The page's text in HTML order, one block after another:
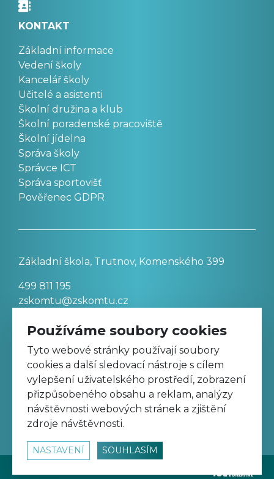
KONTAKT
Základní informace
Vedení školy
Kancelář školy
Učitelé a asistenti
Školní družina a klub
Školní poradenské pracoviště
Školní jídelna
Správa školy
Správce ICT
Správa sportovišť
Pověřenec GDPR
Základní škola, Trutnov, Komenského 399
499 811 195
zskomtu@zskomtu.cz
Prohlášení o přístupnosti stránek
Nastavení cookies
Sledujte nás na Facebooku
Používáme soubory cookies
Tyto webové stránky používají soubory
cookies a další sledovací nástroje s cílem
vylepšení uživatelského prostředí, zobrazení
přizpůsobeného obsahu a reklam, analýzy
návštěvnosti webových stránek a zjištění
zdroje návštěvnosti.
NASTAVENÍ SOUHLASÍM